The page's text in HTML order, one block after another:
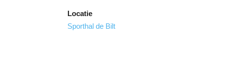
Locatie
Sporthal de Bilt